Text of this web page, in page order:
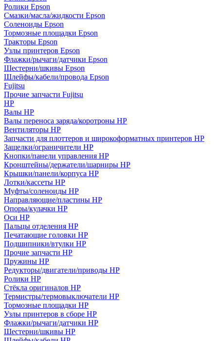
Ролики Epson
Смазки/масла/жидкости Epson
Соленоиды Epson
Тормозные площадки Epson
Тракторы Epson
Узлы принтеров Epson
Флажки/рычаги/датчики Epson
Шестерни/шкивы Epson
Шлейфы/кабели/провода Epson
Fujitsu
Прочие запчасти Fujitsu
HP
Валы HP
Валы переноса заряда/коротроны HP
Вентиляторы HP
Запчасти для плоттеров и широкоформатных принтеров HP
Защелки/ограничители HP
Кнопки/панели управления HP
Кронштейны/держатели/шарниры HP
Крышки/панели/корпуса HP
Лотки/кассеты HP
Муфты/соленоиды HP
Направляющие/пластины HP
Опоры/кулачки HP
Оси HP
Пальцы отделения HP
Печатающие головки HP
Подшипники/втулки HP
Прочие запчасти HP
Пружины HP
Редукторы/двигатели/приводы HP
Ролики HP
Стёкла оригиналов HP
Термистры/термовыключатели HP
Тормозные площадки HP
Узлы принтеров в сборе HP
Флажки/рычаги/датчики HP
Шестерни/шкивы HP